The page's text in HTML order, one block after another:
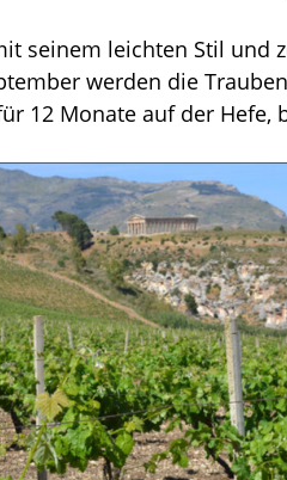
seinem leichten Stil und
werden die
12 Monate auf der Hefe,